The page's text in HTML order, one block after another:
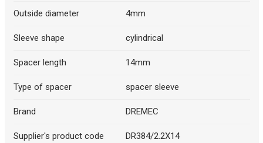
Outside diameter 4mm
Sleeve shape cylindrical
Spacer length 14mm
Type of spacer spacer sleeve
Brand DREMEC
Supplier's product code DR384/2.2X14